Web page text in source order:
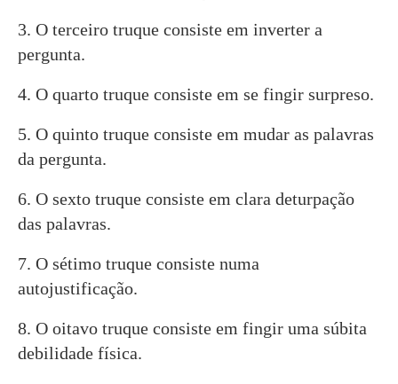
3. O terceiro truque consiste em inverter a
pergunta.
4. O quarto truque consiste em se fingir surpreso.
5. O quinto truque consiste em mudar as palavras
da pergunta.
6. O sexto truque consiste em clara deturpação
das palavras.
7. O sétimo truque consiste numa
autojustificação.
8. O oitavo truque consiste em fingir uma súbita
debilidade física.